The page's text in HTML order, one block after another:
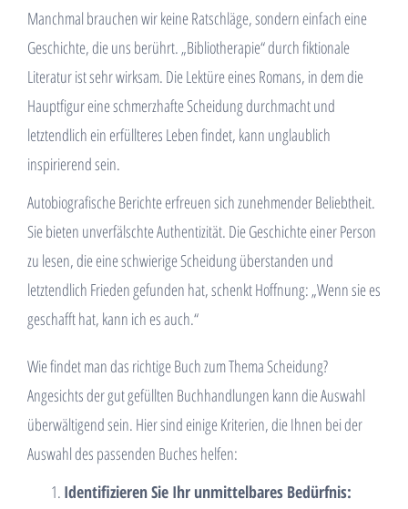
Manchmal brauchen wir keine Ratschläge, sondern einfach eine
Geschichte, die uns berührt. „Bibliotherapie“ durch fiktionale
Literatur ist sehr wirksam. Die Lektüre eines Romans, in dem die
Hauptfigur eine schmerzhafte Scheidung durchmacht und
letztendlich ein erfüllteres Leben findet, kann unglaublich
inspirierend sein.
Autobiografische Berichte erfreuen sich zunehmender Beliebtheit.
Sie bieten unverfälschte Authentizität. Die Geschichte einer Person
zu lesen, die eine schwierige Scheidung überstanden und
letztendlich Frieden gefunden hat, schenkt Hoffnung: „Wenn sie es
geschafft hat, kann ich es auch.“
Wie findet man das richtige Buch zum Thema Scheidung?
Angesichts der gut gefüllten Buchhandlungen kann die Auswahl
überwältigend sein. Hier sind einige Kriterien, die Ihnen bei der
Auswahl des passenden Buches helfen:
Identifizieren Sie Ihr unmittelbares Bedürfnis: